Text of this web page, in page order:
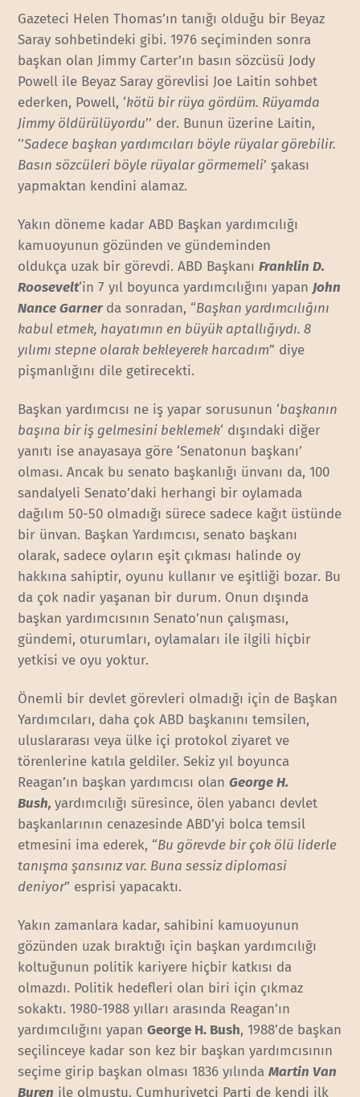
Gazeteci Helen Thomas’ın tanığı olduğu bir Beyaz
Saray sohbetindeki gibi. 1976 seçiminden sonra
başkan olan Jimmy Carter’ın basın sözcüsü Jody
Powell ile Beyaz Saray görevlisi Joe Laitin sohbet
ederken, Powell, ‘kötü bir rüya gördüm. Rüyamda
Jimmy öldürülüyordu’’ der. Bunun üzerine Laitin,
‘’Sadece başkan yardımcıları böyle rüyalar görebilir.
Basın sözcüleri böyle rüyalar görmemeli’ şakası
yapmaktan kendini alamaz.
Yakın döneme kadar ABD Başkan yardımcılığı
kamuoyunun gözünden ve gündeminden
oldukça uzak bir görevdi. ABD BaşkanıFranklin D.
Roosevelt‘in 7 yıl boyunca yardımcılığını yapan John
Nance Garnerda sonradan, “Başkan yardımcılığını
kabul etmek, hayatımın en büyük aptallığıydı. 8
yılımı stepne olarak bekleyerek harcadım” diye
pişmanlığını dile getirecekti.
Başkan yardımcısı ne iş yapar sorusunun ‘başkanın
başına bir iş gelmesini beklemek‘ dışındaki diğer
yanıtı ise anayasaya göre ‘Senatonun başkanı’
olması. Ancak bu senato başkanlığı ünvanı da, 100
sandalyeli Senato’daki herhangi bir oylamada
dağılım 50-50 olmadığı sürece sadece kağıt üstünde
bir ünvan. Başkan Yardımcısı, senato başkanı
olarak, sadece oyların eşit çıkması halinde oy
hakkına sahiptir, oyunu kullanır ve eşitliği bozar. Bu
da çok nadir yaşanan bir durum. Onun dışında
başkan yardımcısının Senato’nun çalışması,
gündemi, oturumları, oylamaları ile ilgili hiçbir
yetkisi ve oyu yoktur.
Önemli bir devlet görevleri olmadığı için de Başkan
Yardımcıları, daha çok ABD başkanını temsilen,
uluslararası veya ülke içi protokol ziyaret ve
törenlerine katıla geldiler. Sekiz yıl boyunca
Reagan’ın başkan yardımcısı olanGeorge H.
Bush,yardımcılığı süresince, ölen yabancı devlet
başkanlarının cenazesinde ABD’yi bolca temsil
etmesini ima ederek, “Bu görevde bir çok ölü liderle
tanışma şansınız var. Buna sessiz diplomasi
deniyor” esprisi yapacaktı.
Yakın zamanlara kadar, sahibini kamuoyunun
gözünden uzak bıraktığı için başkan yardımcılığı
koltuğunun politik kariyere hiçbir katkısı da
olmazdı. Politik hedefleri olan biri için çıkmaz
sokaktı. 1980-1988 yılları arasında Reagan’ın
yardımcılığını yapanGeorge H. Bush, 1988’de başkan
seçilinceye kadar son kez bir başkan yardımcısının
seçime girip başkan olması 1836 yılındaMartin Van
Buren ile olmuştu. Cumhuriyetçi Parti de kendi ilk